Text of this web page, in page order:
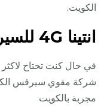
الكويت.
انتينا 4G للسيرفس
في حال كنت تحتاح لاكثر
شركة مقوي سيرفس
مجربة بالكويت